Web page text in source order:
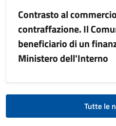
Contrasto al
contraffazione. Il
beneficiario di un
Ministero dell'Interno
Tutte le